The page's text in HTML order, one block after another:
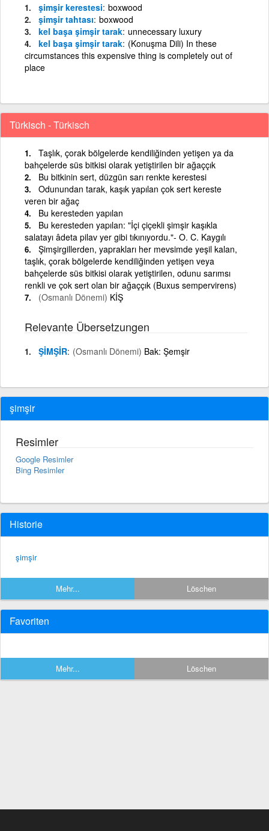
şimşir kerestesi boxwood
şimşir tahtası boxwood
kel başa şimşir tarak unnecessary luxury
kel başa şimşir tarak (Konuşma Dili) In these
circumstances this expensive thing is completely out of
place
Türkisch - Türkisch
Taşlık, çorak bölgelerde kendiliğinden yetişen ya da
bahçelerde süs bitkisi olarak yetiştirilen bir ağaççık
Bu bitkinin sert, düzgün sarı renkte kerestesi
Odunundan tarak, kaşık yapılan çok sert kereste
veren bir ağaç
Bu keresteden yapılan
Bu keresteden yapılan: "İçi çiçekli şimşir kaşıkla
salatayı âdeta pilav yer gibi tıkınıyordu."- O. C. Kaygılı
Şimşirgillerden, yaprakları her mevsimde yeşil kalan,
taşlık, çorak bölgelerde kendiliğinden yetişen veya
bahçelerde süs bitkisi olarak yetiştirilen, odunu sarımsı
renkli ve çok sert olan bir ağaççık (Buxus sempervirens)
(Osmanlı Dönemi) KİŞ
Relevante Übersetzungen
ŞİMŞİR (Osmanlı Dönemi) Bak: Şemşir
şimşir
Resimler
Google Resimler
Bing Resimler
Historie
şimşir
Mehr... Löschen
Favoriten
Mehr... Löschen